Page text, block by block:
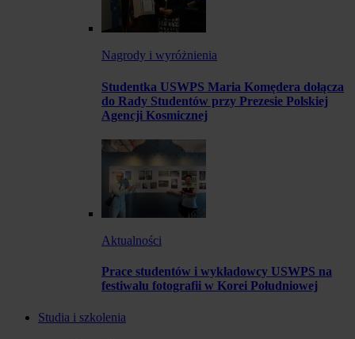
Nagrody i wyróżnienia
Studentka USWPS Maria Komędera dołącza
do Rady Studentów przy Prezesie Polskiej
Agencji Kosmicznej
Aktualności
Prace studentów i wykładowcy USWPS na
festiwalu fotografii w Korei Południowej
Studia i szkolenia